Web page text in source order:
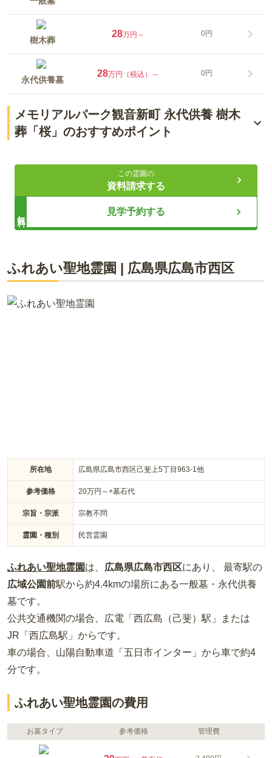
樹木葬
28万円～ 0円
永代供養墓
28万円（税込）～ 0円
メモリアルパーク観音新町 永代供養 樹木
葬「桜」のおすすめポイント
「江波駅」から徒歩約13分
桜の下で眠ることができる
市内では珍しいガーデニング霊苑で、絶景の桜の木の下で安ら
かな眠りにつくことができるお墓です。ペット専用合祀墓やペ
この霊園の
資料請求する
見学予約する
ふれあい聖地霊園 広島県広島市西区
所在地 広島県広島市西区己斐上5丁目963-1他
参考価格 20万円～+墓石代
宗旨・宗派 宗教不問
霊園・種別 民営霊園
ふれあい聖地霊園は、 広島県広島市西区にあり、 最寄駅の
広域公園前駅から約4.4kmの場所にある一般墓・永代供養
墓です。
公共交通機関の場合 、広電「西広島（己斐）駅」または
JR「西広島駅」からです。
車の場合 、山陽自動車道「五日市インター」から車で約4
分です。
ふれあい聖地霊園の費用
お墓タイプ 参考価格 管理費